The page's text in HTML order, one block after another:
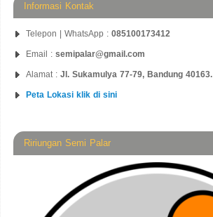
Informasi Kontak
Telepon | WhatsApp : 085100173412
Email : semipalar@gmail.com
Alamat : Jl. Sukamulya 77-79, Bandung 40163.
Peta Lokasi klik di sini
Ririungan Semi Palar